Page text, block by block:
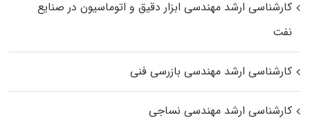
کارشناسی ارشد مهندسی ابزار دقیق و اتوماسیون در صنایع
نفت
کارشناسی ارشد مهندسی بازرسی فنی
کارشناسی ارشد مهندسی نساجی